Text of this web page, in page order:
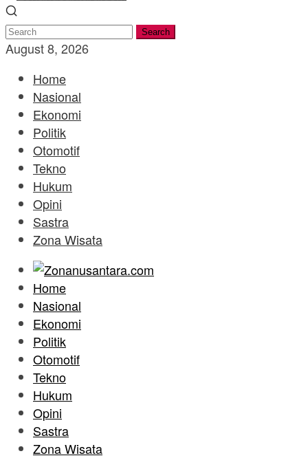
Search
August 8, 2026
Home
Nasional
Ekonomi
Politik
Otomotif
Tekno
Hukum
Opini
Sastra
Zona Wisata
Home
Nasional
Ekonomi
Politik
Otomotif
Tekno
Hukum
Opini
Sastra
Zona Wisata